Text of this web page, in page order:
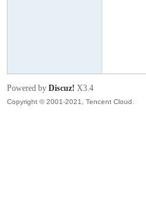
Powered by Discuz! X3.4
Copyright © 2001-2021, Tencent Cloud.